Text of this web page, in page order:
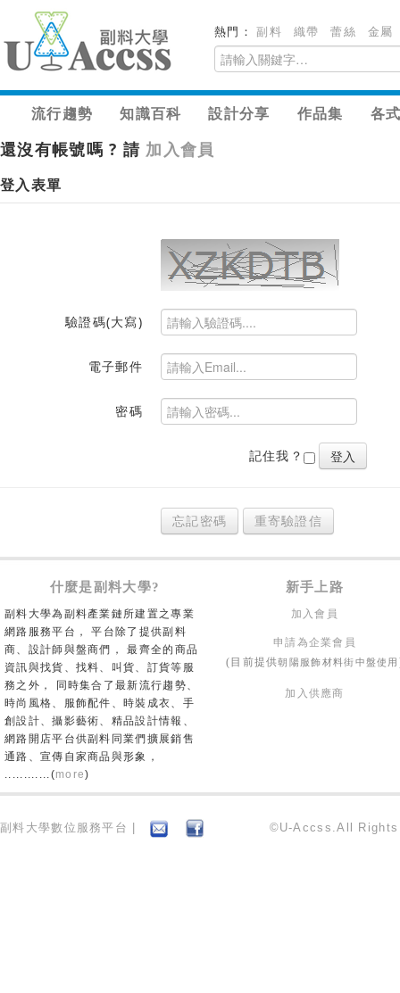
熱門：副料 織帶 蕾絲 金屬
流行趨勢 知識百科 設計分享 作品集 各
還沒有帳號嗎 ? 請 加入會員
登入表單
驗證碼(大寫)
電子郵件
密碼
記住我？
忘記密碼 重寄驗證信
什麼是副料大學? 新手上路
副料大學為副料產業鏈所建置之專業
網路服務平台， 平台除了提供副料
商、設計師與盤商們， 最齊全的商品
資訊與找貨、找料、叫貨、訂貨等服
務之外， 同時集合了最新流行趨勢、
時尚風格、服飾配件、時裝成衣、手
創設計、攝影藝術、精品設計情報、
網路開店平台供副料同業們擴展銷售
通路、宣傳自家商品與形象，
............(more)
加入會員
申請為企業會員
(目前提供朝陽服飾材料街中盤使用
加入供應商
副料大學數位服務平台 | ©U-Accss.All Rights